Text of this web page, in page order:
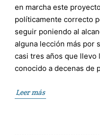
en marcha este
políticamente correcto
seguir poniendo al
alguna lección más por
casi tres años que llevo
conocido a decenas de
Leer más